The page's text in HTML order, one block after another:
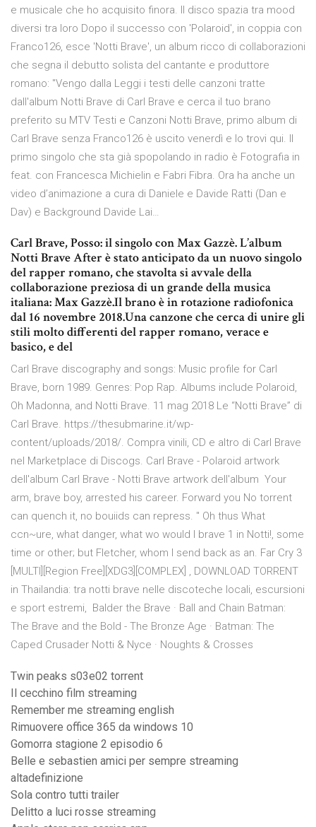
e musicale che ho acquisito finora. Il disco spazia tra mood
diversi tra loro Dopo il successo con 'Polaroid', in coppia con
Franco126, esce 'Notti Brave', un album ricco di collaborazioni
che segna il debutto solista del cantante e produttore
romano: "Vengo dalla Leggi i testi delle canzoni tratte
dall'album Notti Brave di Carl Brave e cerca il tuo brano
preferito su MTV Testi e Canzoni Notti Brave, primo album di
Carl Brave senza Franco126 è uscito venerdì e lo trovi qui. Il
primo singolo che sta già spopolando in radio è Fotografia in
feat. con Francesca Michielin e Fabri Fibra. Ora ha anche un
video d’animazione a cura di Daniele e Davide Ratti (Dan e
Dav) e Background Davide Lai…
Carl Brave, Posso: il singolo con Max Gazzè. L’album
Notti Brave After è stato anticipato da un nuovo singolo
del rapper romano, che stavolta si avvale della
collaborazione preziosa di un grande della musica
italiana: Max Gazzè.Il brano è in rotazione radiofonica
dal 16 novembre 2018.Una canzone che cerca di unire gli
stili molto differenti del rapper romano, verace e
basico, e del
Carl Brave discography and songs: Music profile for Carl
Brave, born 1989. Genres: Pop Rap. Albums include Polaroid,
Oh Madonna, and Notti Brave. 11 mag 2018 Le “Notti Brave” di
Carl Brave. https://thesubmarine.it/wp-
content/uploads/2018/. Compra vinili, CD e altro di Carl Brave
nel Marketplace di Discogs. Carl Brave - Polaroid artwork
dell'album Carl Brave - Notti Brave artwork dell'album Your
arm, brave boy, arrested his career. Forward you No torrent
can quench it, no bouiids can repress. " Oh thus What
ccn~ure, what danger, what wo would I brave 1 in Notti!, some
time or other; but Fletcher, whom I send back as an. Far Cry 3
[MULTI][Region Free][XDG3][COMPLEX] , DOWNLOAD TORRENT
in Thailandia: tra notti brave nelle discoteche locali, escursioni
e sport estremi, Balder the Brave · Ball and Chain Batman:
The Brave and the Bold - The Bronze Age · Batman: The
Caped Crusader Notti & Nyce · Noughts & Crosses
Twin peaks s03e02 torrent
Il cecchino film streaming
Remember me streaming english
Rimuovere office 365 da windows 10
Gomorra stagione 2 episodio 6
Belle e sebastien amici per sempre streaming
altadefinizione
Sola contro tutti trailer
Delitto a luci rosse streaming